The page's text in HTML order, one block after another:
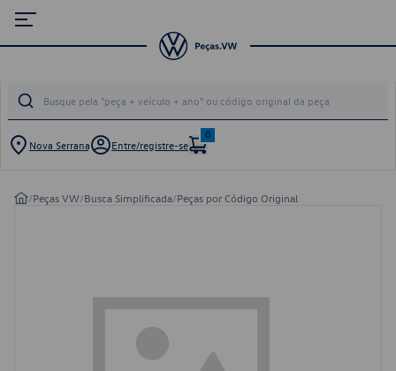
Nova Serrana Entre/registre-se
0
/Peças VW/Busca Simplificada/Peças por Código Original